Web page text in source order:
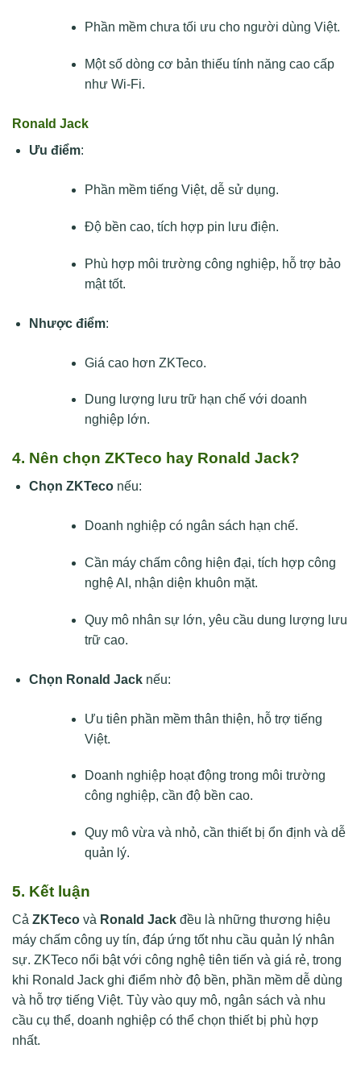
Phần mềm chưa tối ưu cho người dùng Việt.
Một số dòng cơ bản thiếu tính năng cao cấp
như Wi-Fi.
Ronald Jack
Ưu điểm:
Phần mềm tiếng Việt, dễ sử dụng.
Độ bền cao, tích hợp pin lưu điện.
Phù hợp môi trường công nghiệp, hỗ trợ bảo
mật tốt.
Nhược điểm:
Giá cao hơn ZKTeco.
Dung lượng lưu trữ hạn chế với doanh
nghiệp lớn.
4. Nên chọn ZKTeco hay Ronald Jack?
Chọn ZKTeconếu:
Doanh nghiệp có ngân sách hạn chế.
Cần máy chấm công hiện đại, tích hợp công
nghệ AI, nhận diện khuôn mặt.
Quy mô nhân sự lớn, yêu cầu dung lượng lưu
trữ cao.
Chọn Ronald Jacknếu:
Ưu tiên phần mềm thân thiện, hỗ trợ tiếng
Việt.
Doanh nghiệp hoạt động trong môi trường
công nghiệp, cần độ bền cao.
Quy mô vừa và nhỏ, cần thiết bị ổn định và dễ
quản lý.
5. Kết luận
Cả ZKTeco và Ronald Jack đều là những thương hiệu
máy chấm công uy tín, đáp ứng tốt nhu cầu quản lý nhân
sự. ZKTeco nổi bật với công nghệ tiên tiến và giá rẻ, trong
khi Ronald Jack ghi điểm nhờ độ bền, phần mềm dễ dùng
và hỗ trợ tiếng Việt. Tùy vào quy mô, ngân sách và nhu
cầu cụ thể, doanh nghiệp có thể chọn thiết bị phù hợp
nhất.